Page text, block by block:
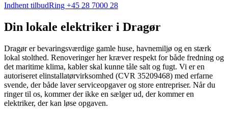
Indhent tilbudRing +45 28 7000 28
Din lokale elektriker i Dragør
Dragør er bevaringsværdige gamle huse, havnemiljø og en stærk
lokal stolthed. Renoveringer her kræver respekt for både fredning og
det maritime klima, kabler skal kunne tåle salt og fugt. Vi er en
autoriseret elinstallatørvirksomhed (CVR 35209468) med erfarne
svende, der både laver service­opgaver og store entrepriser. Når du
ringer til os, kommer der ikke en sælger ud, der kommer en
elektriker, der kan løse opgaven.